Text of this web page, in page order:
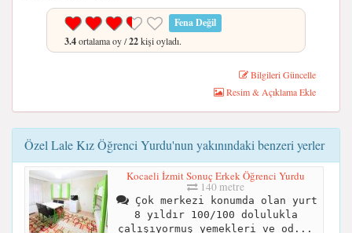
Fena Değil
3.4ortalama oy /22kişi oyladı.
Bilgileri Güncelle
Resim & Açıklama Ekle
Özel Lale Kız Öğrenci Yurdu'nun yakınındaki benzeri yerler
Kocaeli İzmit Sonuç Erkek Öğrenci Yurdu
140 metre
Çok merkezi konumda olan yurt
8 yıldır 100/100 dolulukla
çalışıyormuş yemekleri ve od...